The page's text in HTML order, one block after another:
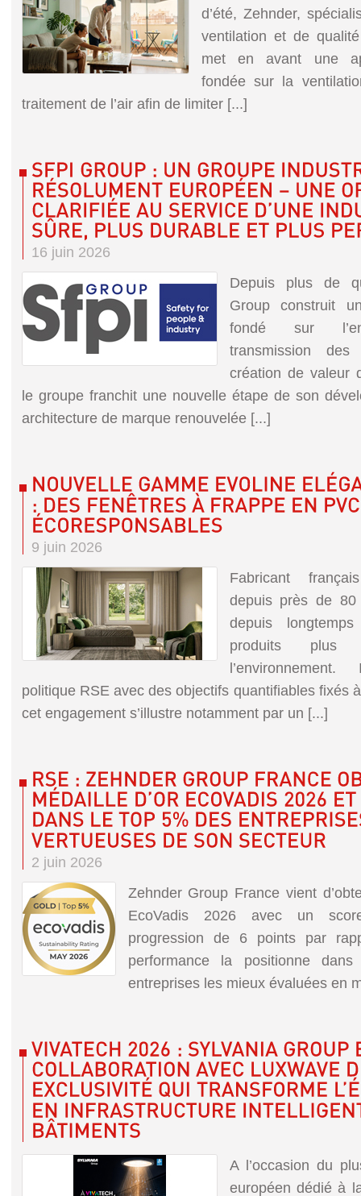
d’été, Zehnder,
ventilation et de
met en avant une
fondée sur la
traitement de l’air afin de limiter [...]
16 juin 2026
Depuis plus de
Group construit
fondé sur
transmission
création de valeur
le groupe franchit une nouvelle étape de son
architecture de marque renouvelée [...]
9 juin 2026
Fabricant
depuis près de
depuis
produits plus
politique RSE avec des objectifs quantifiables fixés
cet engagement s’illustre notamment par un [...]
2 juin 2026
Zehnder Group France vient
EcoVadis 2026 avec un
progression de 6 points par
performance la positionne
entreprises les mieux évaluées en
A l’occasion du
européen dédié à